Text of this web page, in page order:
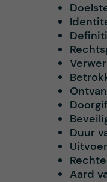
Duur
Aard